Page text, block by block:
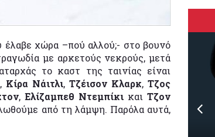
έλαβε χώρα –πού αλλού;- στο βουνό
με αρκετούς νεκρούς, μετά
το καστ της ταινίας είναι
, Κίρα Νάιτλι, Τζέισον Κλαρκ, Τζος
,Ελίζαμπεθ Ντεμπίκι καιΤζον
από τη λάμψη. Παρόλα αυτά,